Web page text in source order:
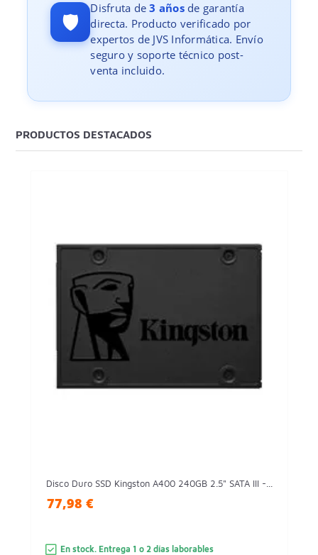
🛡️
Disfruta de3 añosde garantía
directa. Producto verificado por
expertos de JVS Informática. Envío
seguro y soporte técnico post-
venta incluido.
PRODUCTOS DESTACADOS
Disco Duro SSD Kingston A400 240GB 2.5" SATA III -...
77,98 €
En stock. Entrega 1 o 2 días laborables